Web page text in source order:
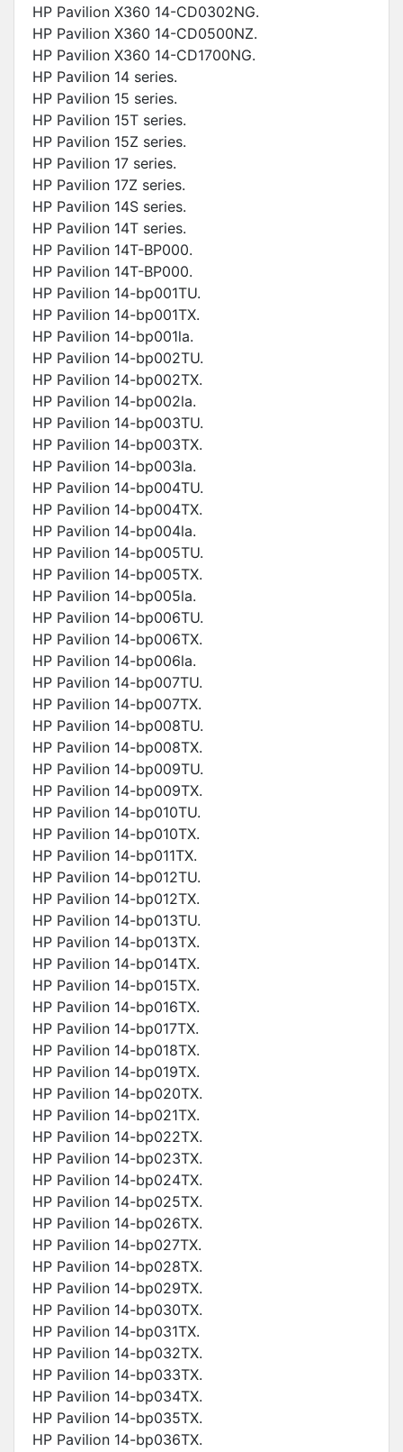
HP Pavilion X360 14-CD0302NG.
HP Pavilion X360 14-CD0500NZ.
HP Pavilion X360 14-CD1700NG.
HP Pavilion 14 series.
HP Pavilion 15 series.
HP Pavilion 15T series.
HP Pavilion 15Z series.
HP Pavilion 17 series.
HP Pavilion 17Z series.
HP Pavilion 14S series.
HP Pavilion 14T series.
HP Pavilion 14T-BP000.
HP Pavilion 14T-BP000.
HP Pavilion 14-bp001TU.
HP Pavilion 14-bp001TX.
HP Pavilion 14-bp001la.
HP Pavilion 14-bp002TU.
HP Pavilion 14-bp002TX.
HP Pavilion 14-bp002la.
HP Pavilion 14-bp003TU.
HP Pavilion 14-bp003TX.
HP Pavilion 14-bp003la.
HP Pavilion 14-bp004TU.
HP Pavilion 14-bp004TX.
HP Pavilion 14-bp004la.
HP Pavilion 14-bp005TU.
HP Pavilion 14-bp005TX.
HP Pavilion 14-bp005la.
HP Pavilion 14-bp006TU.
HP Pavilion 14-bp006TX.
HP Pavilion 14-bp006la.
HP Pavilion 14-bp007TU.
HP Pavilion 14-bp007TX.
HP Pavilion 14-bp008TU.
HP Pavilion 14-bp008TX.
HP Pavilion 14-bp009TU.
HP Pavilion 14-bp009TX.
HP Pavilion 14-bp010TU.
HP Pavilion 14-bp010TX.
HP Pavilion 14-bp011TX.
HP Pavilion 14-bp012TU.
HP Pavilion 14-bp012TX.
HP Pavilion 14-bp013TU.
HP Pavilion 14-bp013TX.
HP Pavilion 14-bp014TX.
HP Pavilion 14-bp015TX.
HP Pavilion 14-bp016TX.
HP Pavilion 14-bp017TX.
HP Pavilion 14-bp018TX.
HP Pavilion 14-bp019TX.
HP Pavilion 14-bp020TX.
HP Pavilion 14-bp021TX.
HP Pavilion 14-bp022TX.
HP Pavilion 14-bp023TX.
HP Pavilion 14-bp024TX.
HP Pavilion 14-bp025TX.
HP Pavilion 14-bp026TX.
HP Pavilion 14-bp027TX.
HP Pavilion 14-bp028TX.
HP Pavilion 14-bp029TX.
HP Pavilion 14-bp030TX.
HP Pavilion 14-bp031TX.
HP Pavilion 14-bp032TX.
HP Pavilion 14-bp033TX.
HP Pavilion 14-bp034TX.
HP Pavilion 14-bp035TX.
HP Pavilion 14-bp036TX.